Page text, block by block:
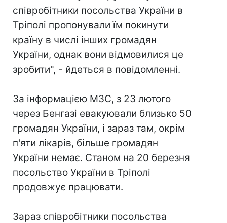
співробітники посольства України в
Тріполі пропонували їм покинути
країну в числі інших громадян
України, однак вони відмовилися це
зробити", - йдеться в повідомленні.
За інформацією МЗС, з 23 лютого
через Бенгазі евакуювали близько 50
громадян України, і зараз там, окрім
п'яти лікарів, більше громадян
України немає. Станом на 20 березня
посольство України в Тріполі
продовжує працювати.
Зараз співробітники посольства